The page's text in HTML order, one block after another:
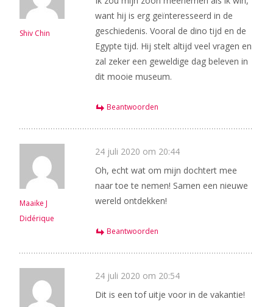
Shiv Chin
want hij is erg geïnteresseerd in de
geschiedenis. Vooral de dino tijd en de
Egypte tijd. Hij stelt altijd veel vragen en
zal zeker een geweldige dag beleven in
dit mooie museum.
Beantwoorden
Maaike J
Didérique
24 juli 2020 om 20:44
Oh, echt wat om mijn dochtert mee
naar toe te nemen! Samen een nieuwe
wereld ontdekken!
Beantwoorden
24 juli 2020 om 20:54
Dit is een tof uitje voor in de vakantie!